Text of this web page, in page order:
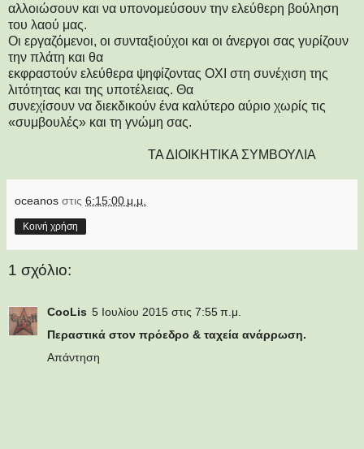
αλλοιώσουν και να υπονομεύσουν την ελεύθερη βούληση
του λαού μας.
Οι εργαζόμενοι, οι συνταξιούχοι και οι άνεργοι σας γυρίζουν
την πλάτη και θα
εκφραστούν ελεύθερα ψηφίζοντας ΟΧΙ στη συνέχιση της
λιτότητας και της υποτέλειας. Θα
συνεχίσουν να διεκδικούν ένα καλύτερο αύριο χωρίς τις
«συμβουλές» και τη γνώμη σας.
ΤΑ ΔΙΟΙΚΗΤΙΚΑ ΣΥΜΒΟΥΛΙΑ
oceanos στις 6:15:00 μ.μ.
Κοινή χρήση
1 σχόλιο:
CooLis 5 Ιουλίου 2015 στις 7:55 π.μ.
Περαστικά στον πρόεδρο & ταχεία ανάρρωση.
Απάντηση